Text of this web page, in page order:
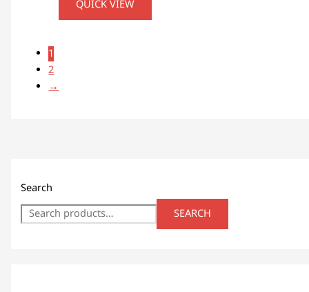
Search
SEARCH
QUICK VIEW
1
2
→